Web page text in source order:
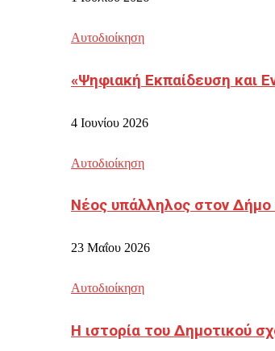
Αυτοδιοίκηση
«Ψηφιακή Εκπαίδευση και
4 Ιουνίου 2026
Αυτοδιοίκηση
Νέος υπάλληλος στον Δήμο
23 Μαΐου 2026
Αυτοδιοίκηση
Η ιστορία του Δημοτικού